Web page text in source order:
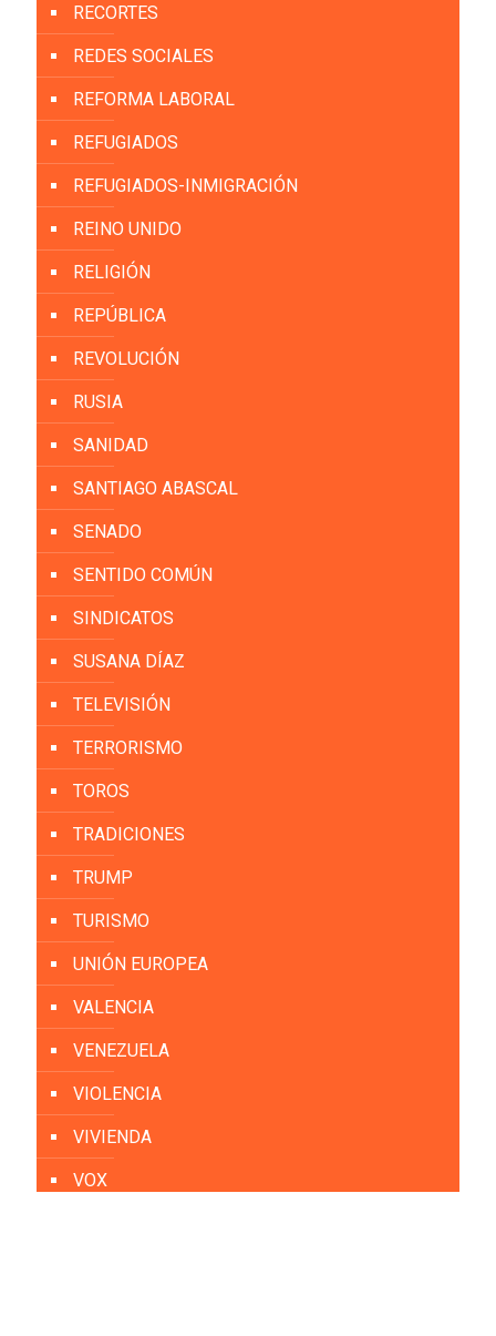
RECORTES
REDES SOCIALES
REFORMA LABORAL
REFUGIADOS
REFUGIADOS-INMIGRACIÓN
REINO UNIDO
RELIGIÓN
REPÚBLICA
REVOLUCIÓN
RUSIA
SANIDAD
SANTIAGO ABASCAL
SENADO
SENTIDO COMÚN
SINDICATOS
SUSANA DÍAZ
TELEVISIÓN
TERRORISMO
TOROS
TRADICIONES
TRUMP
TURISMO
UNIÓN EUROPEA
VALENCIA
VENEZUELA
VIOLENCIA
VIVIENDA
VOX